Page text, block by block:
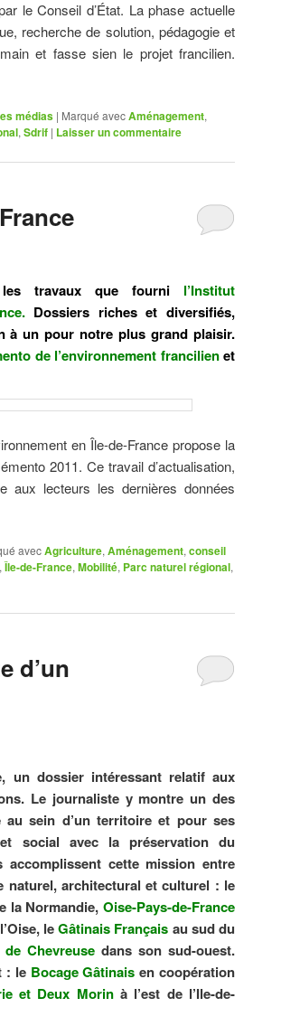
le Conseil d’État. La phase actuelle
recherche de solution, pédagogie et
et fasse sien le projet francilien.
médias | Marqué avecAménagement,
, Sdrif | Laisser un commentaire
travaux que fourni l’Institut
.Dossiers riches et diversifiés,
à un pour notre plus grand plaisir.
de l’environnement francilienet
en Île-de-France propose la
2011. Ce travail d’actualisation,
aux lecteurs les dernières données
avecAgriculture, Aménagement, conseil
,Île-de-France, Mobilité, Parc naturel régional,
d’un
un dossier intéressant relatif aux
Le journaliste y montre un des
au sein d’un territoire et pour ses
social avec la préservation du
accomplissent cette mission entre
naturel, architectural et culturel : le
la Normandie,Oise-Pays-de-France
leGâtinais Français au sud du
de Chevreuse dans son sud-ouest.
: le Bocage Gâtinais en coopération
et Deux Morinà l’est de l’Ile-de-